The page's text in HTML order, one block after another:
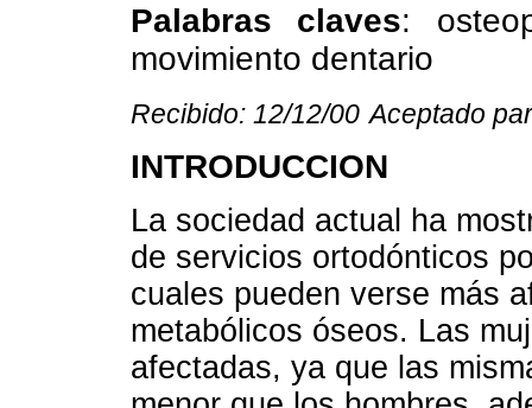
Palabras claves:
movimiento dentario
Recibido: 12/12/00 Aceptado
INTRODUCCION
La sociedad actual ha
de servicios ortodónticos
cuales pueden verse más
metabólicos óseos. Las
afectadas, ya que las